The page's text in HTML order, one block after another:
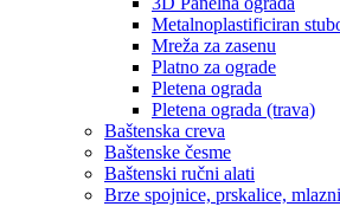
Metalnoplastificiran
Mreža za zasenu
Platno za ograde
Pletena ograda
Pletena ograda (trava)
Baštenska creva
Baštenske česme
Baštenski ručni alati
Brze spojnice, prskalice,